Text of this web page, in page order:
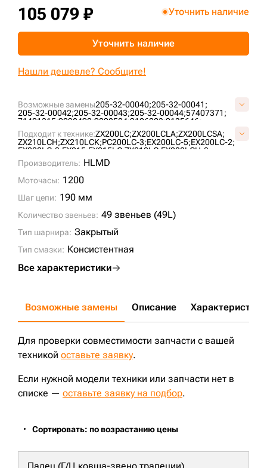
Возможные замены205-32-00040;205-32-00041;
205-32-00042;205-32-00043;205-32-00044;57407371;
71401315;9098490;9098504;9126223;9135646;
9145320;
9200211;AT214386;
E1569801M00049;F2242367;H2542312;JRA0417;
KM1170/49;KM64/49;P2242367F;P2542312H;SI718/49;
ZKI2242367;
Подходит к технике:ZX200LC;ZX200LCLA;ZX200LCSA;
ZX210LCH;ZX210LCK;PC200LC-3;EX200LC-5;EX200LC-2;
EX200LC-3;EX215;EX215LC;ZX210LC;EX200LCH-3;
200C-LC;
200D-LC; 200LC;
1088HD;RH 6.5;1188LC;
Производитель: HLMD
Моточасы: 1200
Шаг цепи: 190 мм
Количество звеньев: 49 звеньев (49L)
Тип шарнира: Закрытый
Тип смазки: Консистентная
Все характеристики
105 079 ₽ Уточнить наличие
Уточнить наличие
Нашли дешевле? Сообщите!
Возможные замены Описание Характеристики
Для проверки совместимости запчасти с вашей
техникой оставьте заявку.
Если нужной модели техники или запчасти нет в
списке — оставьте заявку на подбор.
Сортировать: по возрастанию цены